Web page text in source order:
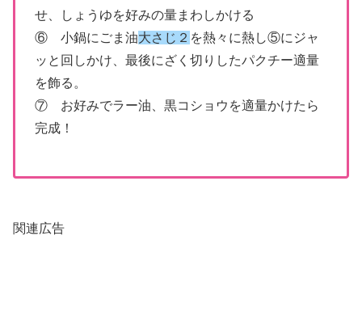
せ、しょうゆを好みの量まわしかける
⑥ 小鍋にごま油大さじ２ を熱々に熱し⑤にジャ
ッと回しかけ、最後にざく切りしたパクチー適量
を飾る。
⑦ お好みでラー油、黒コショウを適量かけたら
完成！
関連広告